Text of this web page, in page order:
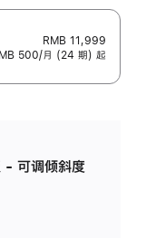
RMB 11,999
500/月 (24 期) 起
可调倾斜度